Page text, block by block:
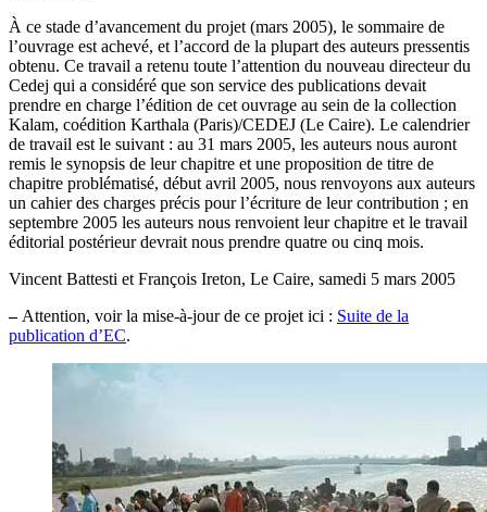
À ce stade d’avancement du projet (mars 2005), le sommaire de
l’ouvrage est achevé, et l’accord de la plupart des auteurs pressentis
obtenu. Ce travail a retenu toute l’attention du nouveau directeur du
Cedej qui a considéré que son service des publications devait
prendre en charge l’édition de cet ouvrage au sein de la collection
Kalam, coédition Karthala (Paris)/CEDEJ (Le Caire). Le calendrier
de travail est le suivant : au 31 mars 2005, les auteurs nous auront
remis le synopsis de leur chapitre et une proposition de titre de
chapitre problématisé, début avril 2005, nous renvoyons aux auteurs
un cahier des charges précis pour l’écriture de leur contribution ; en
septembre 2005 les auteurs nous renvoient leur chapitre et le travail
éditorial postérieur devrait nous prendre quatre ou cinq mois.
Vincent Battesti et François Ireton, Le Caire, samedi 5 mars 2005
–Attention, voir la mise-à-jour de ce projet ici : Suite de la
publication d’EC.